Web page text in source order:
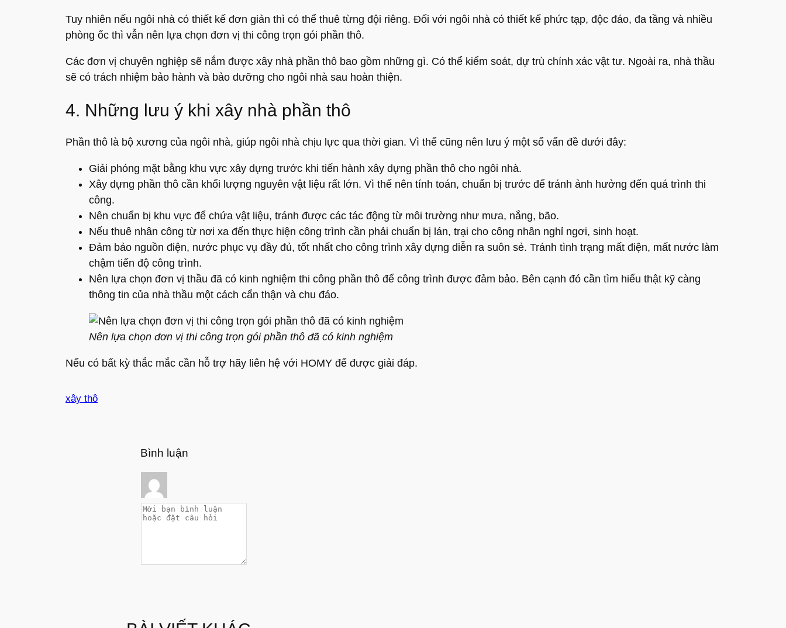
Tuy nhiên nếu ngôi nhà có thiết kế đơn giản thì có thể thuê từng đội riêng. Đối với ngôi nhà có thiết kế phức tạp, độc đáo, đa tầng và nhiều
phòng ốc thì vẫn nên lựa chọn đơn vị thi công trọn gói phần thô.
Các đơn vị chuyên nghiệp sẽ nắm được xây nhà phần thô bao gồm những gì. Có thể kiểm soát, dự trù chính xác vật tư. Ngoài ra, nhà thầu
sẽ có trách nhiệm bảo hành và bảo dưỡng cho ngôi nhà sau hoàn thiện.
4. Những lưu ý khi xây nhà phần thô
Phần thô là bộ xương của ngôi nhà, giúp ngôi nhà chịu lực qua thời gian. Vì thế cũng nên lưu ý một số vấn đề dưới đây:
Giải phóng mặt bằng khu vực xây dựng trước khi tiến hành xây dựng phần thô cho ngôi nhà.
Xây dựng phần thô cần khối lượng nguyên vật liệu rất lớn. Vì thế nên tính toán, chuẩn bị trước để tránh ảnh hưởng đến quá trình thi
công.
Nên chuẩn bị khu vực để chứa vật liệu, tránh được các tác động từ môi trường như mưa, nắng, bão.
Nếu thuê nhân công từ nơi xa đến thực hiện công trình cần phải chuẩn bị lán, trại cho công nhân nghỉ ngơi, sinh hoạt.
Đảm bảo nguồn điện, nước phục vụ đầy đủ, tốt nhất cho công trình xây dựng diễn ra suôn sẻ. Tránh tình trạng mất điện, mất nước làm
chậm tiến độ công trình.
Nên lựa chọn đơn vị thầu đã có kinh nghiệm thi công phần thô để công trình được đảm bảo. Bên cạnh đó cần tìm hiểu thật kỹ càng
thông tin của nhà thầu một cách cẩn thận và chu đáo.
Nên lựa chọn đơn vị thi công trọn gói phần thô đã có kinh nghiệm
Nếu có bất kỳ thắc mắc cần hỗ trợ hãy liên hệ với HOMY để được giải đáp.
xây thô
Bình luận